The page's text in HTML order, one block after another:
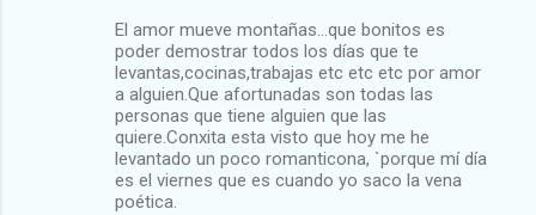
El amor mueve montañas...que bonitos es
poder demostrar todos los días que te
levantas,cocinas,trabajas etc etc etc por amor
a alguien.Que afortunadas son todas las
personas que tiene alguien que las
quiere.Conxita esta visto que hoy me he
levantado un poco romanticona, `porque mí día
es el viernes que es cuando yo saco la vena
poética.